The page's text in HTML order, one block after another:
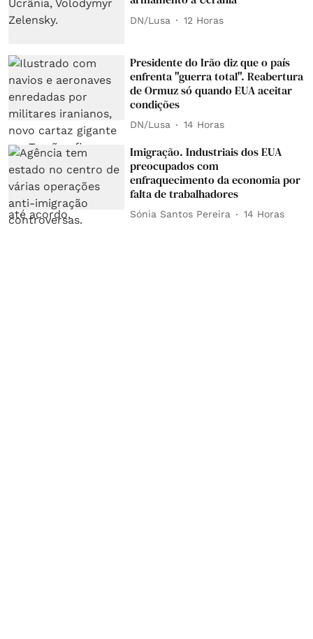
DN/Lusa 12 Horas
Presidente do Irão diz que o país
enfrenta "guerra total". Reabertura
de Ormuz só quando EUA aceitar
condições
DN/Lusa 14 Horas
Imigração. Industriais dos EUA
preocupados com
enfraquecimento da economia por
falta de trabalhadores
Sónia Santos Pereira 14 Horas